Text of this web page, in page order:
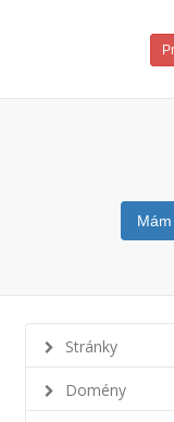
Stránky
Domény